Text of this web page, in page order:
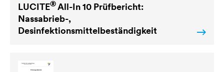
LUCITE®All-In 10 Prüfbericht:
Nassabrieb-,
Desinfektionsmittelbeständigkeit